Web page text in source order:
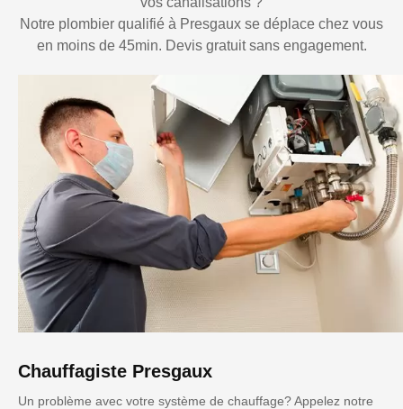
Notre plombier qualifié à Presgaux se déplace chez vous
en moins de 45min. Devis gratuit sans engagement.
Chauffagiste Presgaux
Un problème avec votre système de chauffage? Appelez notre